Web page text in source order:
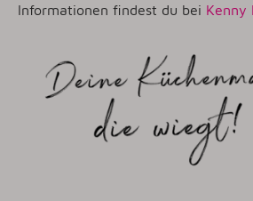
Informationen findest du bei Kenny